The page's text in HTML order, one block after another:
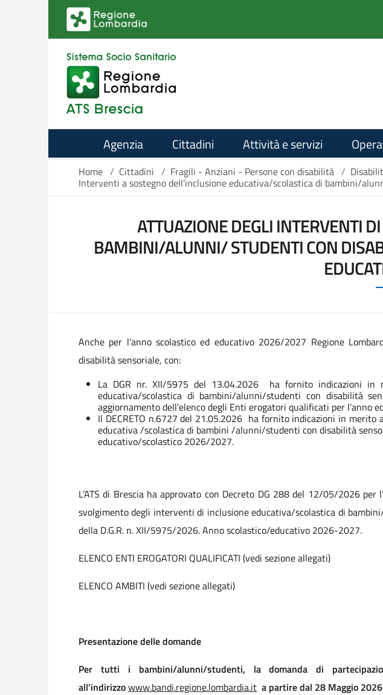
Salta al contenuto principale
Agenzia Cittadini Attività e servizi
Home / Cittadini / Fragili - Anziani - Persone con disabilità /
Interventi a sostegno dell’inclusione educativa/scolastica di bambini/
ATTUAZIONE DEGLI INTERVENTI
BAMBINI/ALUNNI/ STUDENTI CON
Anche per l’anno scolastico ed educativo 2026/2027 Regione
disabilità sensoriale, con:
La DGR nr. XII/5975 del 13.04.2026 ha fornito indicazioni in
educativa/scolastica di bambini/alunni/studenti con disabilità
aggiornamento dell’elenco degli Enti erogatori qualificati per l’anno
Il DECRETO n.6727 del 21.05.2026 ha fornito indicazioni in
educativa /scolastica di bambini /alunni/studenti con disabilità
educativo/scolastico 2026/2027.
L’ATS di Brescia ha approvato con Decreto DG 288 del 12/05/2026
svolgimento degli interventi di inclusione educativa/scolastica di
della D.G.R. n. XII/5975/2026. Anno scolastico/educativo 2026-2027.
ELENCO ENTI EROGATORI QUALIFICATI (vedi sezione allegati)
ELENCO AMBITI (vedi sezione allegati)
Presentazione delle domande
Per tutti i bambini/alunni/studenti, la domanda di
all’indirizzowww.bandi.regione.lombardia.it a partire dal 28 Maggio